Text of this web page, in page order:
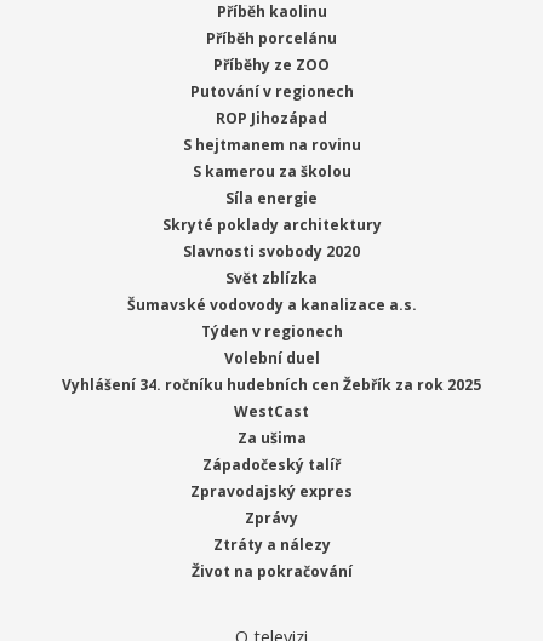
Příběh kaolinu
Příběh porcelánu
Příběhy ze ZOO
Putování v regionech
ROP Jihozápad
S hejtmanem na rovinu
S kamerou za školou
Síla energie
Skryté poklady architektury
Slavnosti svobody 2020
Svět zblízka
Šumavské vodovody a kanalizace a.s.
Týden v regionech
Volební duel
Vyhlášení 34. ročníku hudebních cen Žebřík za rok 2025
WestCast
Za ušima
Západočeský talíř
Zpravodajský expres
Zprávy
Ztráty a nálezy
Život na pokračování